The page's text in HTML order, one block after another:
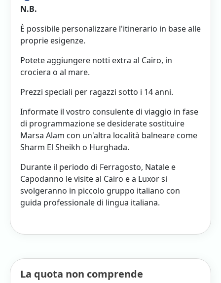
N.B.
È possibile personalizzare l'itinerario in base alle
proprie esigenze.
Potete aggiungere notti extra al Cairo, in
crociera o al mare.
Prezzi speciali per ragazzi sotto i 14 anni.
Informate il vostro consulente di viaggio in fase
di programmazione se desiderate sostituire
Marsa Alam con un'altra località balneare come
Sharm El Sheikh o Hurghada.
Durante il periodo di Ferragosto, Natale e
Capodanno le visite al Cairo e a Luxor si
svolgeranno in piccolo gruppo italiano con
guida professionale di lingua italiana.
La quota non comprende